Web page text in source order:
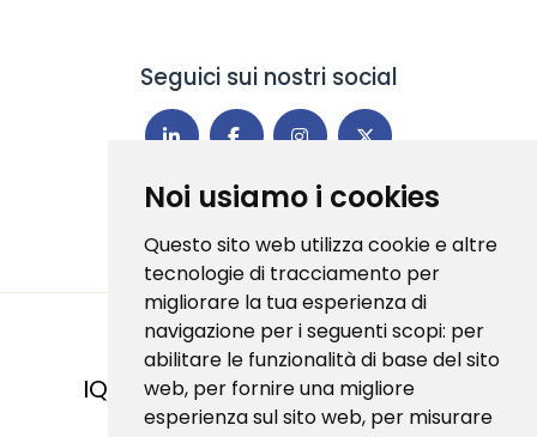
Noi usiamo i cookies
Questo sito web utilizza cookie e altre
tecnologie di tracciamento per
migliorare la tua esperienza di
navigazione per i seguenti scopi: per
abilitare le funzionalità di base del sito
web, per fornire una migliore
esperienza sul sito web, per misurare
Seguici sui nostri social
IQC S.R.L | Via di Corticella 181/3 - 40128
Bologna (BO) | P.IVA 03332011208